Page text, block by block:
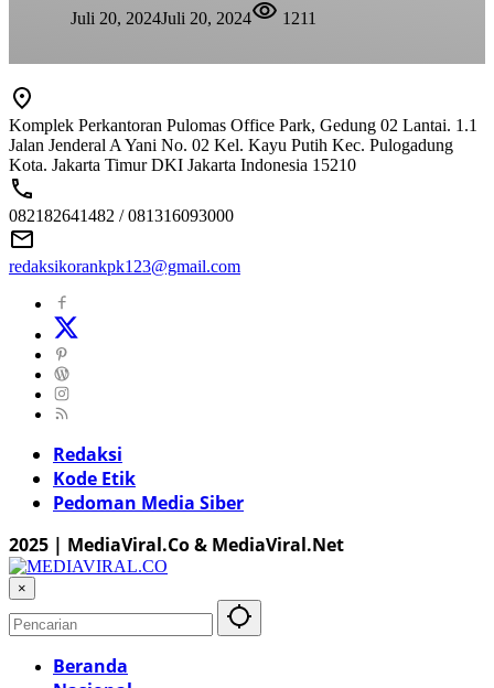
Juli 20, 2024Juli 20, 2024 1211
Komplek Perkantoran Pulomas Office Park, Gedung 02 Lantai. 1.1
Jalan Jenderal A Yani No. 02 Kel. Kayu Putih Kec. Pulogadung
Kota. Jakarta Timur DKI Jakarta Indonesia 15210
082182641482 / 081316093000
redaksikorankpk123@gmail.com
Redaksi
Kode Etik
Pedoman Media Siber
2025 | MediaViral.Co & MediaViral.Net
×
Beranda